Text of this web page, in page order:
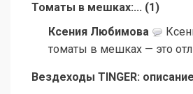
Томаты в мешках:... (1 )
Ксения Любимова
томаты в мешках — это
Вездеходы TINGER: